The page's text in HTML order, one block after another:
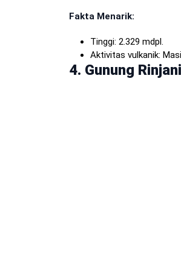
Fakta Menarik:
Tinggi: 2.329 mdpl.
Aktivitas vulkanik:
4. Gunung Rinjani